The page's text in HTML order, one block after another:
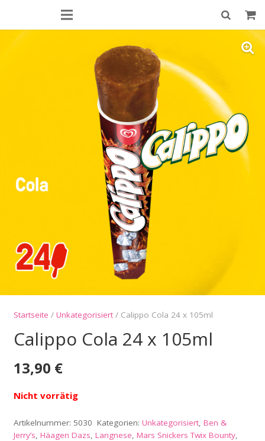
Startseite / Unkategorisiert/ Calippo Cola 24 x 105ml
Calippo Cola 24 x 105ml
13,90 €
Nicht vorrätig
Artikelnummer: 5030 Kategorien: Unkategorisiert Ben &
Jerry’s Häagen Dazs Langnese Mars Snickers Twix Bounty,